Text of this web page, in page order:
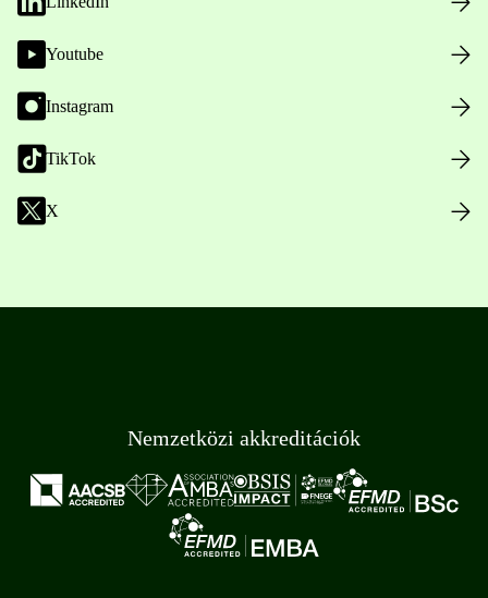
Youtube
Instagram
TikTok
X
Nemzetközi akkreditációk